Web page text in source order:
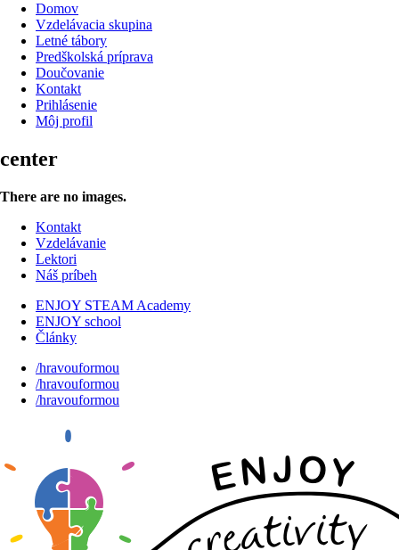
Domov
Vzdelávacia skupina
Letné tábory
Predškolská príprava
Doučovanie
Kontakt
Prihlásenie
Môj profil
center
There are no images.
Kontakt
Vzdelávanie
Lektori
Náš príbeh
ENJOY STEAM Academy
ENJOY school
Články
/hravouformou
/hravouformou
/hravouformou